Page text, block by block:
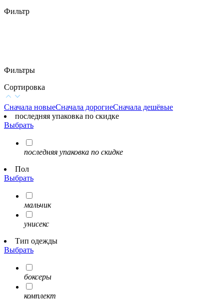
Фильтр
Фильтры
Сортировка
Сначала новыеСначала дорогиеСначала дешёвые
последняя упаковка по скидке
Выбрать
последняя упаковка по скидке
Пол
Выбрать
мальчик
унисекс
Тип одежды
Выбрать
боксеры
комплект